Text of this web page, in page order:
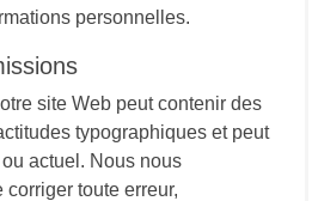
personnelles.
site Web peut contenir des
typographiques et peut
actuel. Nous nous
toute erreur,